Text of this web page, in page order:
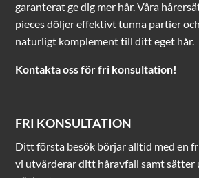
garanterat ge dig mer hår. Våra
pieces döljer effektivt tunna partier
naturligt komplement till ditt eget hår.
Kontakta oss för fri konsultation!
FRI KONSULTATION
Ditt första besök börjar alltid med en
vi utvärderar ditt håravfall samt sätter